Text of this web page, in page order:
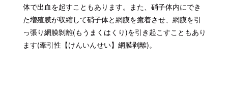
体で出血を起すこともあります。また、硝子体内にでき
た増殖膜が収縮して硝子体と網膜を癒着させ、網膜を引
っ張り網膜剝離(もうまくはくり)を引き起こすこともあり
ます(牽引性【けんいんせい】網膜剥離)。